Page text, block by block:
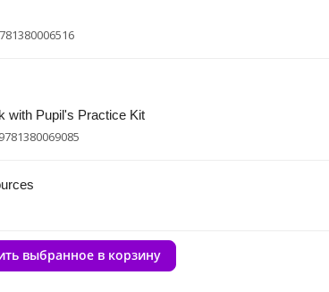
with Pupil's Practice Kit
9781380069085
выбранное в корзину